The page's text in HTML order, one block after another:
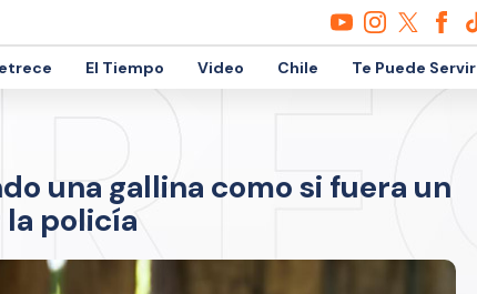
El Tiempo Video Chile Te Puede Servir
una gallina como si fuera un
la policía